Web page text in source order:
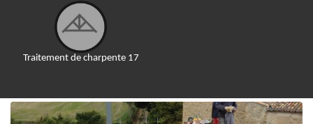
Traitement de charpente 17